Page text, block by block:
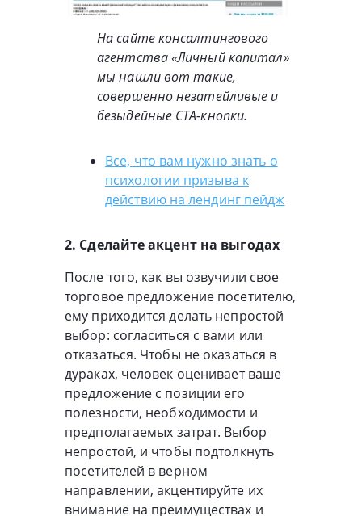
На сайте консалтингового
агентства «Личный капитал»
мы нашли вот такие,
совершенно незатейливые и
безыдейные CTA-кнопки.
Все, что вам нужно знать о
психологии призыва к
действию на лендинг пейдж
2. Сделайте акцент на выгодах
После того, как вы озвучили свое
торговое предложение посетителю,
ему приходится делать непростой
выбор: согласиться с вами или
отказаться. Чтобы не оказаться в
дураках, человек оценивает ваше
предложение с позиции его
полезности, необходимости и
предполагаемых затрат. Выбор
непростой, и чтобы подтолкнуть
посетителей в верном
направлении, акцентируйте их
внимание на преимуществах и